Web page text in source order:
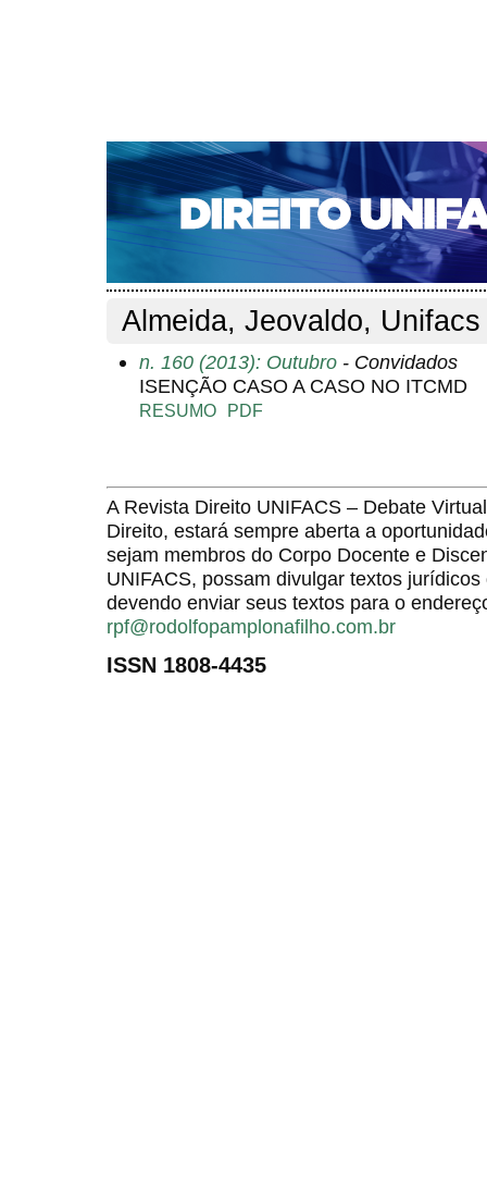
CAPA SOBRE ACESSO CADASTRO
NOTÍCIAS
EDIÇÕES DE Nº 1 A 100 WEBMAIL
Capa>Pesquisa> Perfil do autor
Perfil do autor
Almeida, Jeovaldo, Unifacs
n. 160 (2013): Outubro - Convidados
ISENÇÃO CASO A CASO NO ITCMD
RESUMO PDF
A Revista Direito UNIFACS – Debate
Direito, estará sempre aberta a
sejam membros do Corpo Docente e
UNIFACS, possam divulgar textos
devendo enviar seus textos para o
rpf@rodolfopamplonafilho.com.br
ISSN 1808-4435